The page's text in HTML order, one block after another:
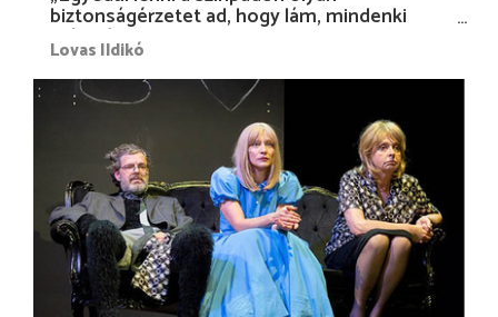
biztonságérzetet ad, hogy lám, mindenki
más nélkül is megvagyok magammal…”
Lovas Ildikó